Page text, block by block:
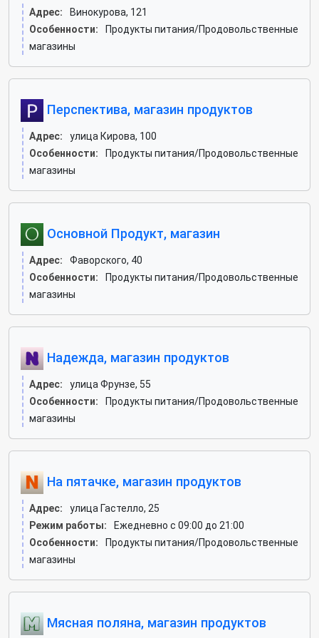
Адрес:
Винокурова, 121
Особенности:
Продукты питания/Продовольственные
магазины
Перспектива, магазин продуктов
Адрес:
улица Кирова, 100
Особенности:
Продукты питания/Продовольственные
магазины
Основной Продукт, магазин
Адрес:
Фаворского, 40
Особенности:
Продукты питания/Продовольственные
магазины
Надежда, магазин продуктов
Адрес:
улица Фрунзе, 55
Особенности:
Продукты питания/Продовольственные
магазины
На пятачке, магазин продуктов
Адрес:
улица Гастелло, 25
Режим работы:
Ежедневно с 09:00 до 21:00
Особенности:
Продукты питания/Продовольственные
магазины
Мясная поляна, магазин продуктов